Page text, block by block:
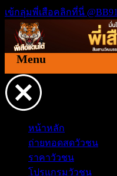
เข้กลุ่มพี่เสือคลิกที่นี่ @BB91
Menu
หน้าหลัก
ถ่ายทอดสดวัวชน
ราคาวัวชน
โปรแกรมวัวชน